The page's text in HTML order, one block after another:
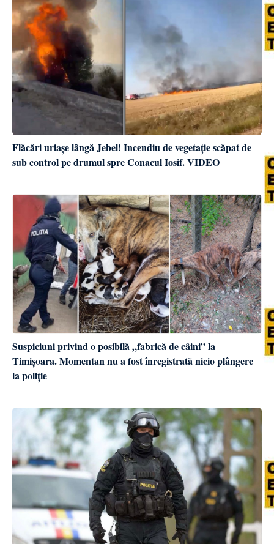
Flăcări uriașe lângă Jebel! Incendiu de vegetație scăpat de
sub control pe drumul spre Conacul Iosif. VIDEO
Suspiciuni privind o posibilă „fabrică de câini” la
Timișoara. Momentan nu a fost înregistrată nicio plângere
la poliție